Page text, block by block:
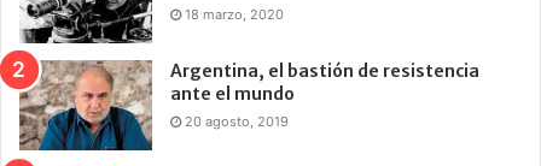
18 marzo, 2020
Argentina, el bastión de resistencia
ante el mundo
20 agosto, 2019